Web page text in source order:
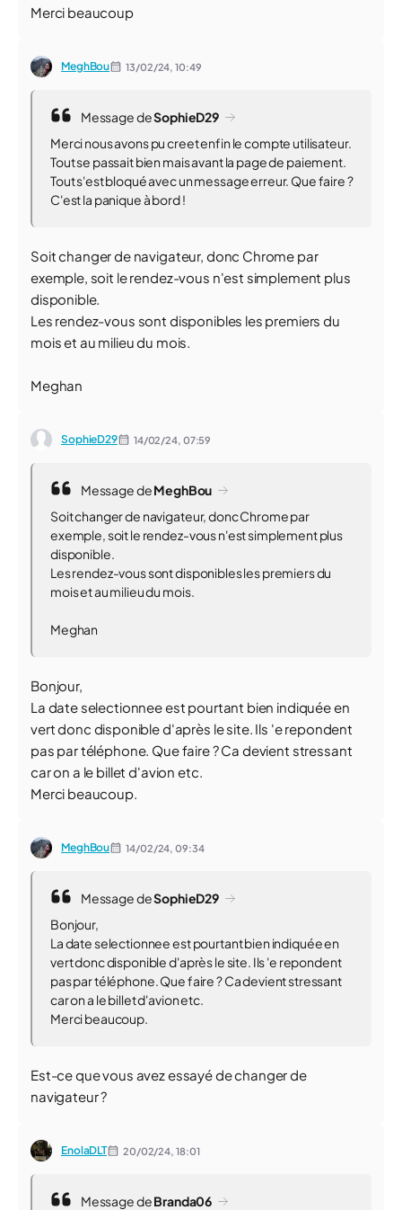
Merci beaucoup
MeghBou 13/02/24,10:49
Message deSophieD29
Merci nous avons pu creet enfin le compte utilisateur.
Tout se passait bien mais avant la page de paiement.
Tout s'est bloqué avec un message erreur. Que faire ?
C'est la panique à bord !
Soit changer de navigateur, donc Chrome par
exemple, soit le rendez-vous n'est simplement plus
disponible.
Les rendez-vous sont disponibles les premiers du
mois et au milieu du mois.
Meghan
SophieD29 14/02/24, 07:59
Message deMeghBou
Soit changer de navigateur, donc Chrome par
exemple, soit le rendez-vous n'est simplement plus
disponible.
Les rendez-vous sont disponibles les premiers du
mois et au milieu du mois.
Meghan
Bonjour,
La date selectionnee est pourtant bien indiquée en
vert donc disponible d'après le site. Ils 'e repondent
pas par téléphone. Que faire ? Ca devient stressant
car on a le billet d'avion etc.
Merci beaucoup.
MeghBou 14/02/24,09:34
Message deSophieD29
Bonjour,
La date selectionnee est pourtant bien indiquée en
vert donc disponible d'après le site. Ils 'e repondent
pas par téléphone. Que faire ? Ca devient stressant
car on a le billet d'avion etc.
Merci beaucoup.
Est-ce que vous avez essayé de changer de
navigateur ?
EnolaDLT 20/02/24, 18:01
Message deBranda06